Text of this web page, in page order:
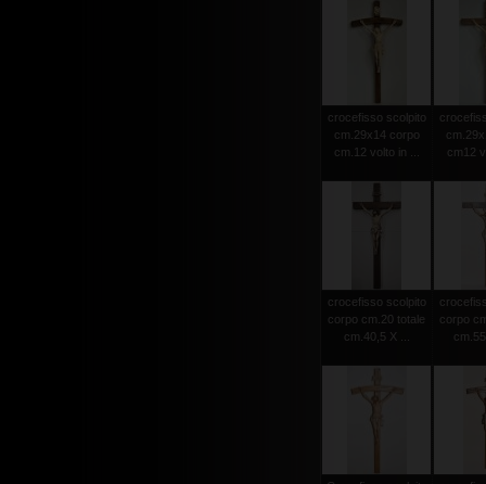
crocefisso scolpito
cm.29x14 corpo
cm.12 volto in ...
cm12
crocefisso scolpito
corpo cm.20 totale
cm.40,5 X ...
corpo